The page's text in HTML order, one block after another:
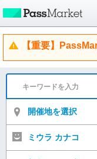
【重要】
開催地を選択
ミウラ カナコ